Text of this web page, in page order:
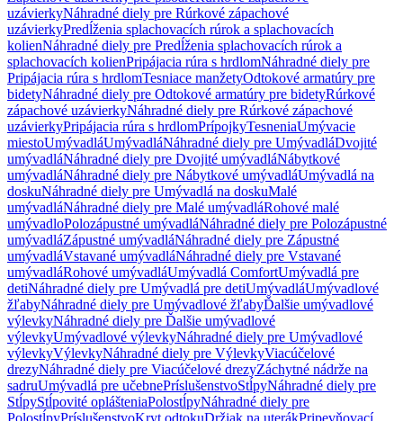
uzávierkyNáhradné diely pre Rúrkové zápachové
uzávierkyPredĺženia splachovacích rúrok a splachovacích
kolienNáhradné diely pre Predĺženia splachovacích rúrok a
splachovacích kolienPripájacia rúra s hrdlomNáhradné diely pre
Pripájacia rúra s hrdlomTesniace manžetyOdtokové armatúry pre
bidetyNáhradné diely pre Odtokové armatúry pre bidetyRúrkové
zápachové uzávierkyNáhradné diely pre Rúrkové zápachové
uzávierkyPripájacia rúra s hrdlomPrípojkyTesneniaUmývacie
miestoUmývadláUmývadláNáhradné diely pre UmývadláDvojité
umývadláNáhradné diely pre Dvojité umývadláNábytkové
umývadláNáhradné diely pre Nábytkové umývadláUmývadlá na
doskuNáhradné diely pre Umývadlá na doskuMalé
umývadláNáhradné diely pre Malé umývadláRohové malé
umývadloPolozápustné umývadláNáhradné diely pre Polozápustné
umývadláZápustné umývadláNáhradné diely pre Zápustné
umývadláVstavané umývadláNáhradné diely pre Vstavané
umývadláRohové umývadláUmývadlá ComfortUmývadlá pre
detiNáhradné diely pre Umývadlá pre detiUmývadláUmývadlové
žľabyNáhradné diely pre Umývadlové žľabyĎalšie umývadlové
výlevkyNáhradné diely pre Ďalšie umývadlové
výlevkyUmývadlové výlevkyNáhradné diely pre Umývadlové
výlevkyVýlevkyNáhradné diely pre VýlevkyViacúčelové
drezyNáhradné diely pre Viacúčelové drezyZáchytné nádrže na
sadruUmývadlá pre učebnePríslušenstvoStĺpyNáhradné diely pre
StĺpyStĺpovité oplášteniaPolostĺpyNáhradné diely pre
PolostĺpyPríslušenstvoKryt odtokuDržiak na uterákPripevňovací